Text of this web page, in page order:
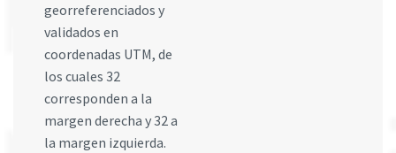
georreferenciados y
validados en
coordenadas UTM, de
los cuales 32
corresponden a la
margen derecha y 32 a
la margen izquierda.